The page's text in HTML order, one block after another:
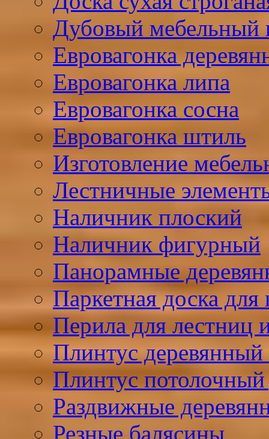
Дубовый мебельный
Евровагонка
Евровагонка липа
Евровагонка сосна
Евровагонка штиль
Изготовление
Лестничные
Наличник плоский
Наличник фигурный
Панорамные
Паркетная доска для
Перила для лестниц
Плинтус
Плинтус
Раздвижные
Резные балясины